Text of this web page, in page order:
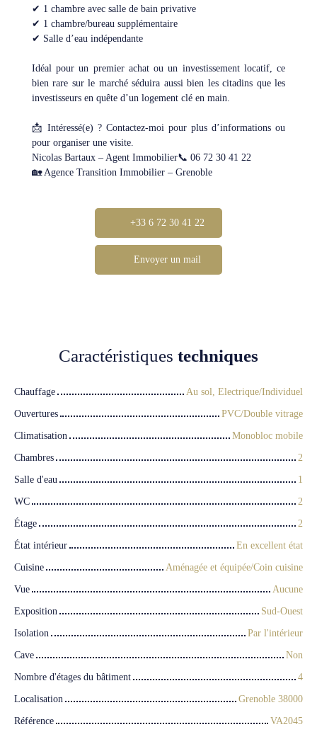
✔ 1 chambre avec salle de bain privative
✔ 1 chambre/bureau supplémentaire
✔ Salle d’eau indépendante
Idéal pour un premier achat ou un investissement locatif, ce
bien rare sur le marché séduira aussi bien les citadins que les
investisseurs en quête d’un logement clé en main.
📩 Intéressé(e) ? Contactez-moi pour plus d’informations ou
pour organiser une visite.
Nicolas Bartaux – Agent Immobilier📞 06 72 30 41 22
🏡 Agence Transition Immobilier – Grenoble
+33 6 72 30 41 22
Envoyer un mail
Caractéristiques techniques
Chauffage
Au sol, Electrique/Individuel
Ouvertures
PVC/Double vitrage
Climatisation
Monobloc mobile
Chambres
2
Salle d'eau
1
WC
2
Étage
2
État intérieur
En excellent état
Cuisine
Aménagée et équipée/Coin cuisine
Vue
Aucune
Exposition
Sud-Ouest
Isolation
Par l'intérieur
Cave
Non
Nombre d'étages du bâtiment
4
Localisation
Grenoble 38000
Référence
VA2045